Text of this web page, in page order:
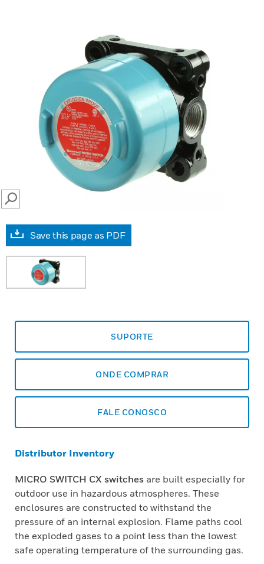
SEARCH
Save this page as PDF
SUPORTE
ONDE COMPRAR
FALE CONOSCO
Distributor Inventory
MICRO SWITCH CX switches are built especially for
outdoor use in hazardous atmospheres. These
enclosures are constructed to withstand the
pressure of an internal explosion. Flame paths cool
the exploded gases to a point less than the lowest
safe operating temperature of the surrounding gas.